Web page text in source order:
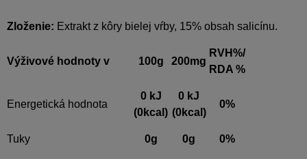
Zloženie: Extrakt z kôry bielej vŕby, 15% obsah salicínu.
Výživové hodnoty v 100g 200mg
RVH%/
RDA %
Energetická hodnota
0 kJ
(0kcal)
0 kJ
(0kcal)
0%
Tuky 0g 0g 0%